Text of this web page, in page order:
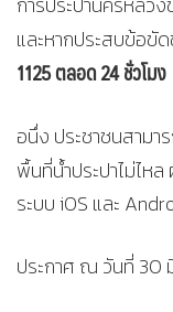
และหากประสบข้อขั
1125 ตลอด 24 ชั่วโมง
อนึ่ง ประชาชนสาม
พื้นที่น้ำประปาไม่ไห
ระบบ iOS และ
ประกาศ ณ วันที่ 30